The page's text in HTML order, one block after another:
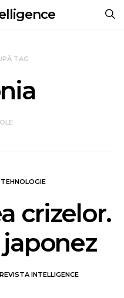
TAG
TEHNOLOGIE
crizelor.
REVISTA INTELLIGENCE